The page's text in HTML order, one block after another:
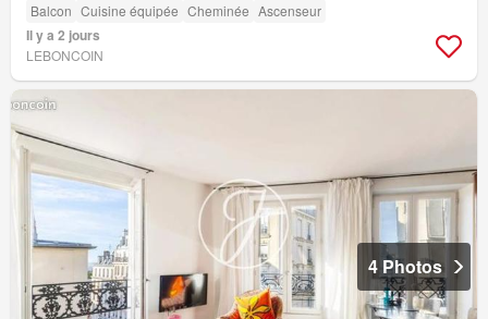
Balcon Cuisine équipée Cheminée Ascenseur
Il y a 2 jours
LEBONCOIN
4 Photos